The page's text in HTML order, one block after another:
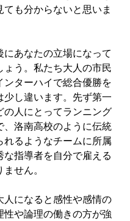
ても分からないと思いま
あなたの立場になって
ょう。私たち大人の市民
ンターハイで総合優勝を
少し違います。先ず第一
の人にとってランニング
、洛南高校のように伝統
れるようなチームに所属
な指導者を自分で雇える
せん。
になると感性や感情の
性や論理の働きの方が強